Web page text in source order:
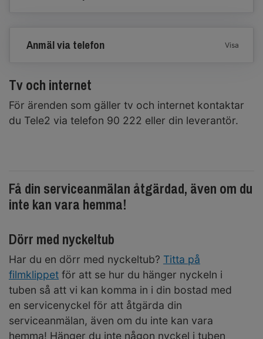
Anmäl via telefon Visa
Tv och internet
För ärenden som gäller tv och internet kontaktar
du Tele2 via telefon 90 222 eller din leverantör.
Få din serviceanmälan åtgärdad, även om du
inte kan vara hemma!
Dörr med nyckeltub
Har du en dörr med nyckeltub? Titta på
filmklippet för att se hur du hänger nyckeln i
tuben så att vi kan komma in i din bostad med
en servicenyckel för att åtgärda din
serviceanmälan, även om du inte kan vara
hemma! Hänger du inte någon nyckel i tuben